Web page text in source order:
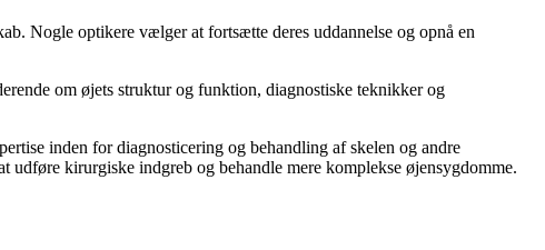
Nogle optikere vælger at fortsætte deres uddannelse og opnå en
om øjets struktur og funktion, diagnostiske teknikker og
inden for diagnosticering og behandling af skelen og andre
kirurgiske indgreb og behandle mere komplekse øjensygdomme.